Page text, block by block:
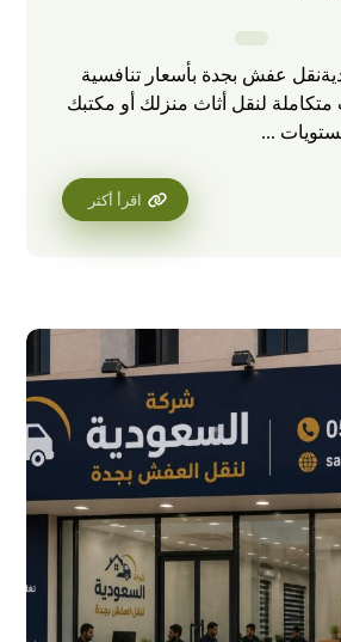
عفش بجدة بأسعار تنافسية
لنقل أثاث منزلك أو مكتبك
...
اقرأ أكثر